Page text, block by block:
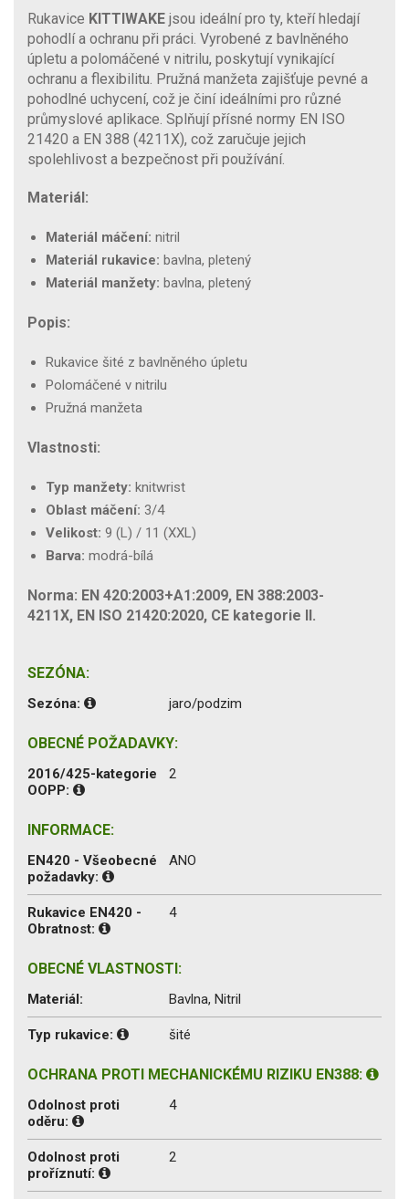
Rukavice KITTIWAKE jsou ideální pro ty, kteří hledají
pohodlí a ochranu při práci. Vyrobené z bavlněného
úpletu a polomáčené v nitrilu, poskytují vynikající
ochranu a flexibilitu. Pružná manžeta zajišťuje pevné a
pohodlné uchycení, což je činí ideálními pro různé
průmyslové aplikace. Splňují přísné normy EN ISO
21420 a EN 388 (4211X), což zaručuje jejich
spolehlivost a bezpečnost při používání.
Materiál:
Materiál máčení: nitril
Materiál rukavice: bavlna, pletený
Materiál manžety: bavlna, pletený
Popis:
Rukavice šité z bavlněného úpletu
Polomáčené v nitrilu
Pružná manžeta
Vlastnosti:
Typ manžety: knitwrist
Oblast máčení: 3/4
Velikost: 9 (L) / 11 (XXL)
Barva: modrá-bílá
Norma: EN 420:2003+A1:2009, EN 388:2003-
4211X, EN ISO 21420:2020, CE kategorie II.
SEZÓNA:
Sezóna: jaro/podzim
OBECNÉ POŽADAVKY:
2016/425-kategorie
OOPP:
2
INFORMACE:
EN420 - Všeobecné
požadavky:
ANO
Rukavice EN420 -
Obratnost:
4
OBECNÉ VLASTNOSTI:
Materiál: Bavlna, Nitril
Typ rukavice: šité
OCHRANA PROTI MECHANICKÉMU RIZIKU EN388:
Odolnost proti
oděru:
4
Odolnost proti
proříznutí:
2